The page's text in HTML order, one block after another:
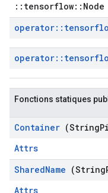
operator::
operator::
Fonctions statiques
Container (String
Attrs
SharedName (String
Attrs